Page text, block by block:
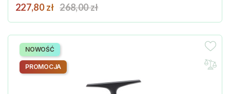
Cena
227,80 zł Cena podstawowa
268,00 zł
NOWOŚĆ
PROMOCJA